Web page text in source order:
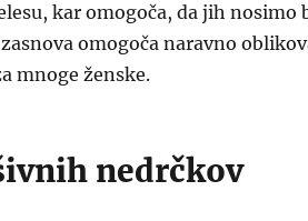
kar omogoča, da jih nosimo
omogoča naravno
mnoge ženske.
nedrčkov